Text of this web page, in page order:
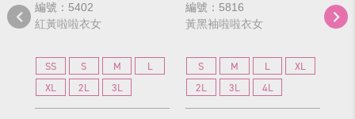
編號：5402
紅黃啦啦衣女
SS S M
L
XL
2L 3L
編號：5816
黃黑袖啦啦衣女
S M L
XL
2L
3L 4L
編
紅